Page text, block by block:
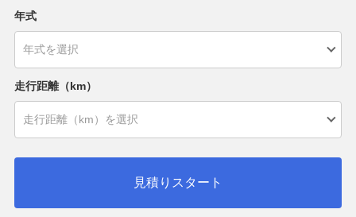
年式
走行距離（km）
見積りスタート